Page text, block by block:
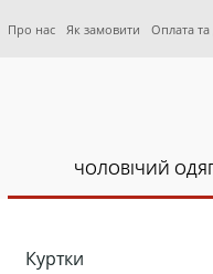
Про нас Як замовити Оплата та
ЧОЛОВІЧИЙ
Куртки